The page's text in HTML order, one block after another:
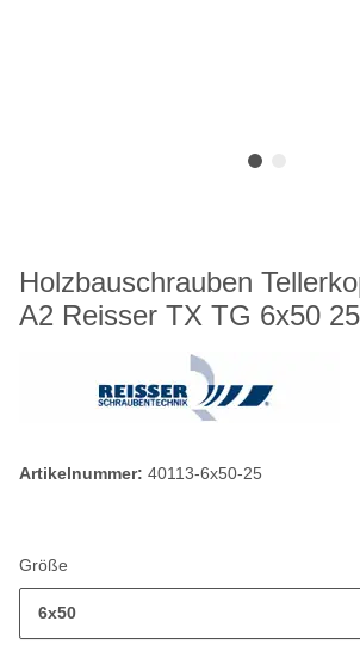
Holzbauschrauben
A2 Reisser TX TG 6x50
Artikelnummer: 40113-6x50-25
Größe
6x50